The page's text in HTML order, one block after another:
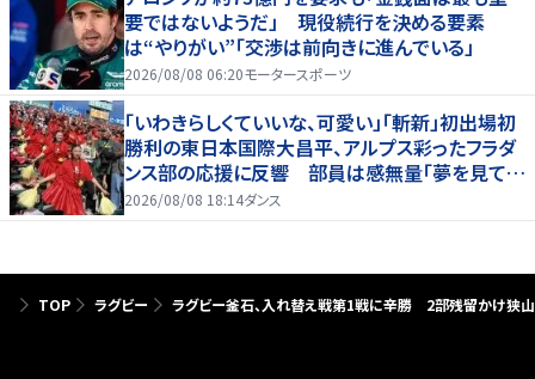
要ではないようだ」 現役続行を決める要素
は“やりがい”「交渉は前向きに進んでいる」
2026/08/08 06:20モータースポーツ
「いわきらしくていいな、可愛い」「斬新」初出場初
勝利の東日本国際大昌平、アルプス彩ったフラダ
ンス部の応援に反響 部員は感無量「夢を見てい
るよう」
2026/08/08 18:14ダンス
TOP ラグビー ラグビー釜石、入れ替え戦第1戦に辛勝 2部残留かけ狭